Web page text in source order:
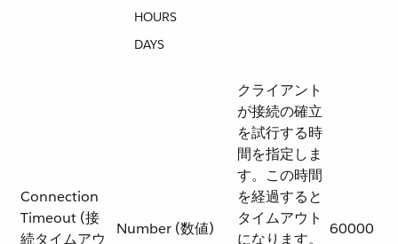
HOURS
DAYS
Connection
Timeout (接
続タイムアウ
Number (数値)
クライアント
が接続の確立
を試行する時
間を指定しま
す。この時間
を経過すると
タイムアウト
になります。
60000